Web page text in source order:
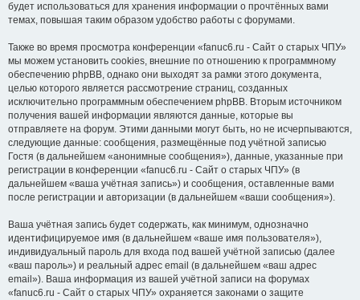
будет использоваться для хранения информации о прочтённых вами
темах, повышая таким образом удобство работы с форумами.
Также во время просмотра конференции «fanuc6.ru - Сайт о старых ЧПУ»
мы можем установить cookies, внешние по отношению к программному
обеспечению phpBB, однако они выходят за рамки этого документа,
целью которого является рассмотрение страниц, созданных
исключительно программным обеспечением phpBB. Вторым источником
получения вашей информации являются данные, которые вы
отправляете на форум. Этими данными могут быть, но не исчерпываются,
следующие данные: сообщения, размещённые под учётной записью
Гостя (в дальнейшем «анонимные сообщения»), данные, указанные при
регистрации в конференции «fanuc6.ru - Сайт о старых ЧПУ» (в
дальнейшем «ваша учётная запись») и сообщения, оставленные вами
после регистрации и авторизации (в дальнейшем «ваши сообщения»).
Ваша учётная запись будет содержать, как минимум, однозначно
идентифицируемое имя (в дальнейшем «ваше имя пользователя»),
индивидуальный пароль для входа под вашей учётной записью (далее
«ваш пароль») и реальный адрес email (в дальнейшем «ваш адрес
email»). Ваша информация из вашей учётной записи на форумах
«fanuc6.ru - Сайт о старых ЧПУ» охраняется законами о защите